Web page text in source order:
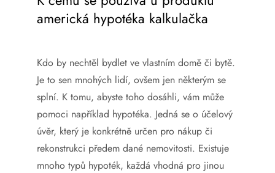
americká hypotéka kalkulačka
Kdo by nechtěl bydlet ve vlastním domě či bytě.
Je to sen mnohých lidí, ovšem jen některým se
splní. K tomu, abyste toho dosáhli, vám může
pomoci například hypotéka. Jedná se o účelový
úvěr, který je konkrétně určen pro nákup či
rekonstrukci předem dané nemovitosti. Existuje
mnoho typů hypoték, každá vhodná pro jinou